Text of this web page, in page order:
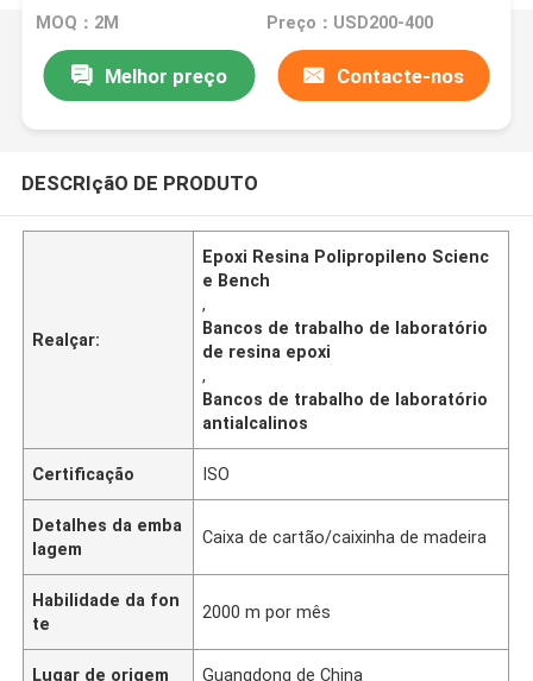
Alcalino W750mm
MOQ：2M Preço：USD200-400
Melhor preço Contacte-nos
DESCRIçãO DE PRODUTO
Realçar:
Epoxi Resina Polipropileno Scienc
e Bench
,
Bancos de trabalho de laboratório
de resina epoxi
,
Bancos de trabalho de laboratório
antialcalinos
Certificação ISO
Detalhes da emba
lagem
Caixa de cartão/caixinha de madeira
Habilidade da fon
te
2000 m por mês
Lugar de origem Guangdong de China